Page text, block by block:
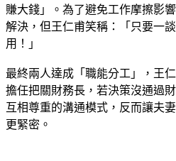
感受，但季芹卻會從節省成本角
賺大錢」。為了避免工作摩擦影
解決，但王仁甫笑稱：「只要一
最終兩人達成「職能分工」，王
擔任把關財務長，若決策沒通過
互相尊重的溝通模式，反而讓夫